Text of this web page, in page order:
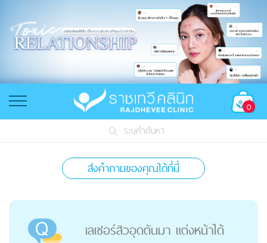
0
ระบุคำค้นหา
ส่งคำถามของคุณได้ที่นี่
เลเซอร์สิวอุดตันมา แต่งหน้าได้